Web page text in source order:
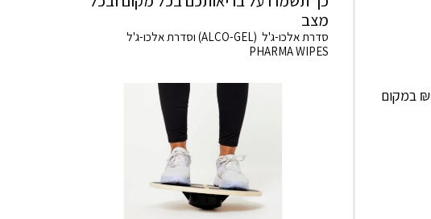
מארז 5 חלקים, סיר 20 ס"מ, סיר 24 ס"מ, מחבת 24 ס"מ, עם ציפוי Non stick איכותי, בגימור שיש, ב – 249 ₪ במקום
מצב
סדרת אלכו-ג'ל (ALCO-GEL) וסדרת אלכו-ג'ל
PHARMA WIPES